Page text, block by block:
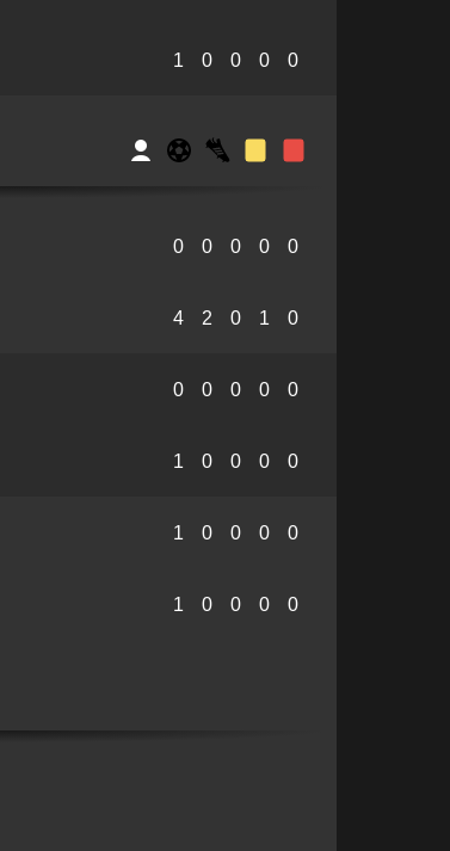
1 0 0 0 0
0 0 0 0 0
4 2 0 1 0
0 0 0 0 0
1 0 0 0 0
1 0 0 0 0
1 0 0 0 0